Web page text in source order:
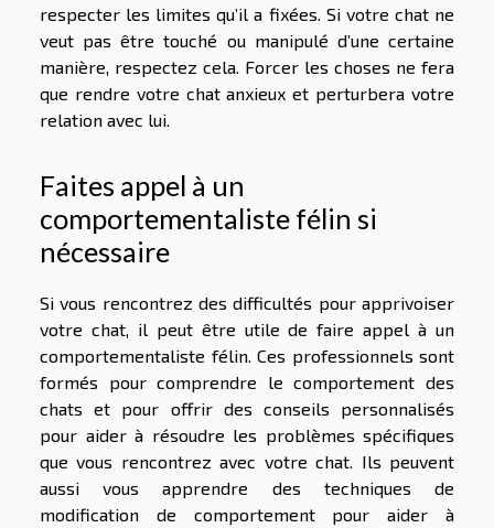
respecter les limites qu’il a fixées. Si votre chat ne
veut pas être touché ou manipulé d’une certaine
manière, respectez cela. Forcer les choses ne fera
que rendre votre chat anxieux et perturbera votre
relation avec lui.
Faites appel à un
comportementaliste félin si
nécessaire
Si vous rencontrez des difficultés pour apprivoiser
votre chat, il peut être utile de faire appel à un
comportementaliste félin. Ces professionnels sont
formés pour comprendre le comportement des
chats et pour offrir des conseils personnalisés
pour aider à résoudre les problèmes spécifiques
que vous rencontrez avec votre chat. Ils peuvent
aussi vous apprendre des techniques de
modification de comportement pour aider à